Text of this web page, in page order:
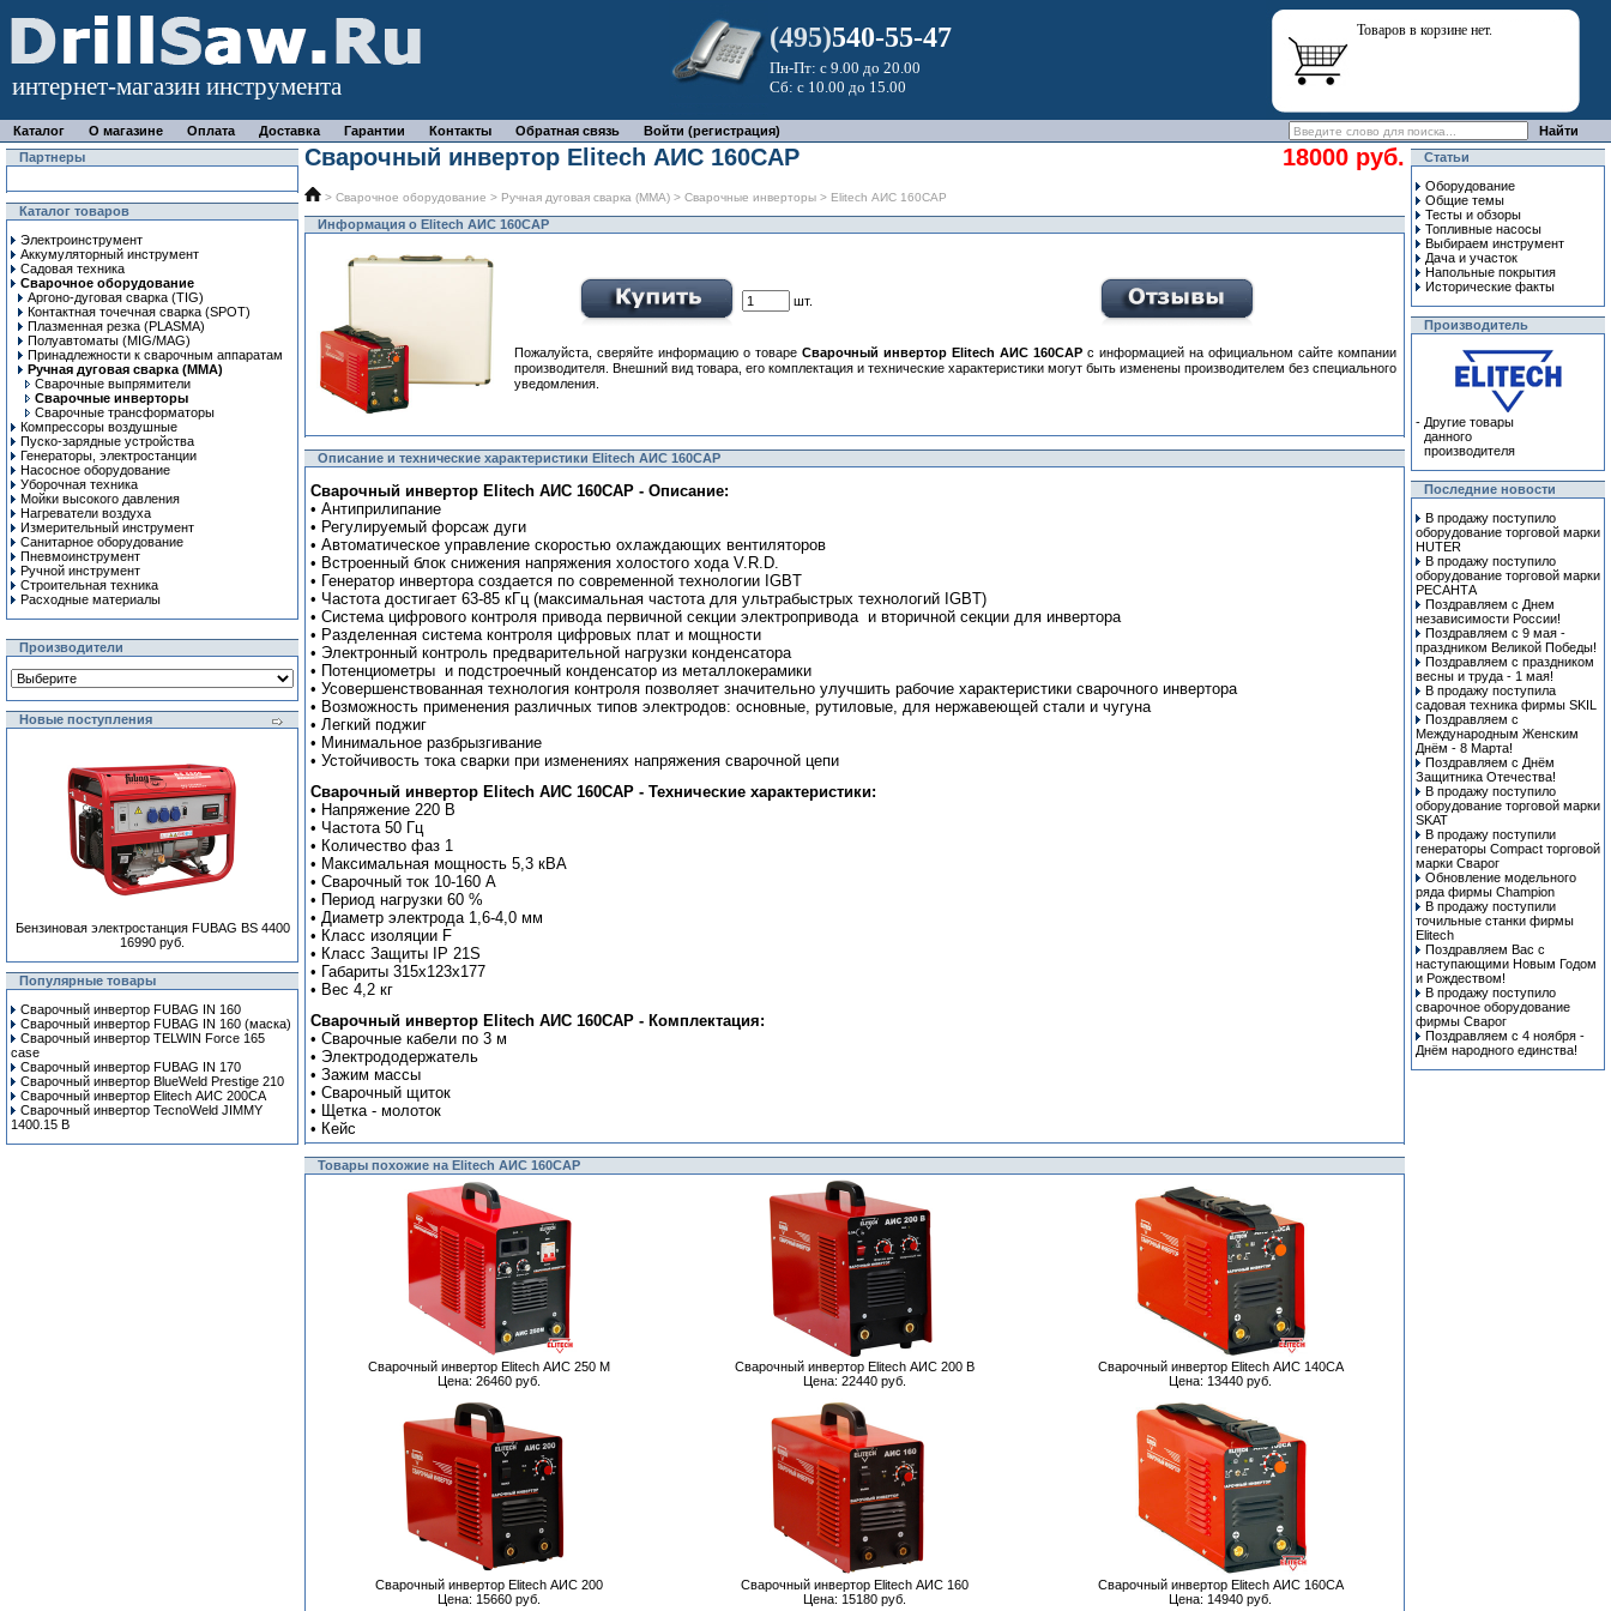
интернет-магазин инструмента
(495)540-55-47
Пн-Пт: с 9.00 до 20.00
Сб: с 10.00 до 15.00
Товаров в корзине нет.
Каталог О магазине Оплата Доставка Гарантии Контакты Обратная связь
Войти (регистрация)
Партнеры
Каталог товаров
Электроинструмент
Аккумуляторный инструмент
Садовая техника
Сварочное оборудование
Аргоно-дуговая сварка (TIG)
Контактная точечная сварка (SPOT)
Плазменная резка (PLASMA)
Полуавтоматы (MIG/MAG)
Принадлежности к сварочным аппаратам
Ручная дуговая сварка (MMA)
Сварочные выпрямители
Сварочные инверторы
Сварочные трансформаторы
Компрессоры воздушные
Пуско-зарядные устройства
Генераторы, электростанции
Насосное оборудование
Уборочная техника
Мойки высокого давления
Нагреватели воздуха
Измерительный инструмент
Санитарное оборудование
Пневмоинструмент
Ручной инcтрумент
Строительная техника
Расходные материалы
Производители
Новые поступления
Бензиновая электростанция FUBAG BS 4400
16990 руб.
Популярные товары
Сварочный инвертор FUBAG IN 160
Сварочный инвертор FUBAG IN 160 (маска)
Сварочный инвертор TELWIN Force 165
case
Сварочный инвертор FUBAG IN 170
Сварочный инвертор BlueWeld Prestige 210
Сварочный инвертор Elitech АИС 200СА
Сварочный инвертор TecnoWeld JIMMY
1400.15 B
Сварочный инвертор Elitech АИС 160САР 18000 руб.
> Сварочное оборудование > Ручная дуговая сварка (MMA) > Сварочные инверторы > Elitech АИС 160САР
Информация о Elitech АИС 160САР
шт.
Пожалуйста, сверяйте информацию о товаре Сварочный инвертор Elitech АИС 160САР с информацией на официальном сайте компании
производителя. Внешний вид товара, его комплектация и технические характеристики могут быть изменены производителем без специального
уведомления.
Описание и технические характеристики Elitech АИС 160САР
Сварочный инвертор Elitech АИС 160САР - Описание:
• Антиприлипание
• Регулируемый форсаж дуги
• Автоматическое управление скоростью охлаждающих вентиляторов
• Встроенный блок снижения напряжения холостого хода V.R.D.
• Генератор инвертора создается по современной технологии IGBT
• Частота достигает 63-85 кГц (максимальная частота для ультрабыстрых технологий IGBT)
• Система цифрового контроля привода первичной секции электропривода и вторичной секции для инвертора
• Разделенная система контроля цифровых плат и мощности
• Электронный контроль предварительной нагрузки конденсатора
• Потенциометры и подстроечный конденсатор из металлокерамики
• Усовершенствованная технология контроля позволяет значительно улучшить рабочие характеристики сварочного инвертора
• Возможность применения различных типов электродов: основные, рутиловые, для нержавеющей стали и чугуна
• Легкий поджиг
• Минимальное разбрызгивание
• Устойчивость тока сварки при изменениях напряжения сварочной цепи
Сварочный инвертор Elitech АИС 160САР - Технические характеристики:
• Напряжение 220 В
• Частота 50 Гц
• Количество фаз 1
• Максимальная мощность 5,3 кВА
• Сварочный ток 10-160 А
• Период нагрузки 60 %
• Диаметр электрода 1,6-4,0 мм
• Класс изоляции F
• Класс Защиты IP 21S
• Габариты 315x123x177
• Вес 4,2 кг
Сварочный инвертор Elitech АИС 160САР - Комплектация:
• Cварочные кабели по 3 м
• Электрододержатель
• Зажим массы
• Сварочный щиток
• Щетка - молоток
• Кейс
Товары похожие на Elitech АИС 160САР
Сварочный инвертор Elitech АИС 250 М
Цена: 26460 руб.
Сварочный инвертор Elitech АИС 200 В
Цена: 22440 руб.
Сварочный инвертор Elitech АИС 140СА
Цена: 13440 руб.
Сварочный инвертор Elitech АИС 200
Цена: 15660 руб.
Сварочный инвертор Elitech АИС 160
Цена: 15180 руб.
Сварочный инвертор Elitech АИС 160СА
Цена: 14940 руб.
Статьи
Оборудование
Общие темы
Тесты и обзоры
Топливные насосы
Выбираем инструмент
Дача и участок
Напольные покрытия
Исторические факты
Производитель
- Другие товары
данного
производителя
Последние новости
В продажу поступило
оборудование торговой марки
HUTER
В продажу поступило
оборудование торговой марки
РЕСАНТА
Поздравляем с Днем
независимости России!
Поздравляем с 9 мая -
праздником Великой Победы!
Поздравляем с праздником
весны и труда - 1 мая!
В продажу поступила
cадовая техника фирмы SKIL
Поздравляем с
Международным Женским
Днём - 8 Марта!
Поздравляем с Днём
Защитника Отечества!
В продажу поступило
оборудование торговой марки
SKAT
В продажу поступили
генераторы Compact торговой
марки Сварог
Обновление модельного
ряда фирмы Champion
В продажу поступили
точильные станки фирмы
Elitech
Поздравляем Вас с
наступающими Новым Годом
и Рождеством!
В продажу поступило
сварочное оборудование
фирмы Сварог
Поздравляем с 4 ноября -
Днём народного единства!